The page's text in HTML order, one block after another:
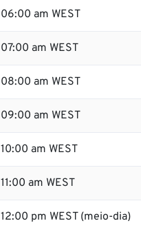
06:00 am WEST
07:00 am WEST
08:00 am WEST
09:00 am WEST
10:00 am WEST
11:00 am WEST
12:00 pm WEST (meio-dia)